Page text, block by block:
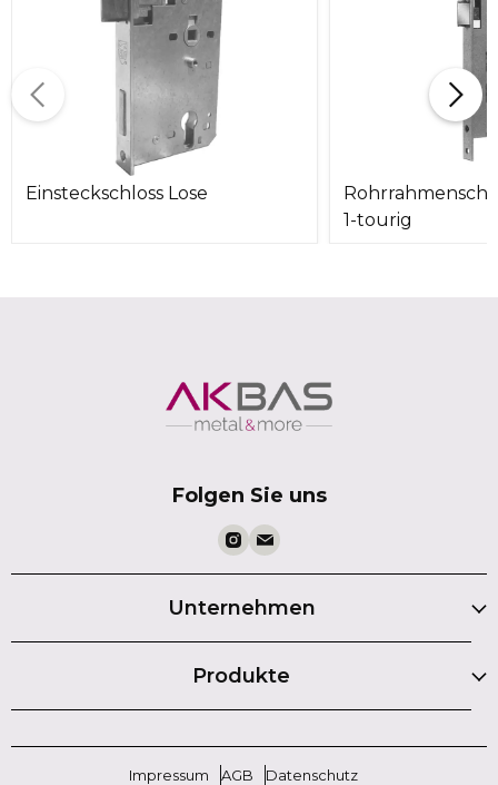
Einsteckschloss Lose
1-tourig
Folgen Sie uns
Unternehmen
Produkte
Impressum AGB Datenschutz